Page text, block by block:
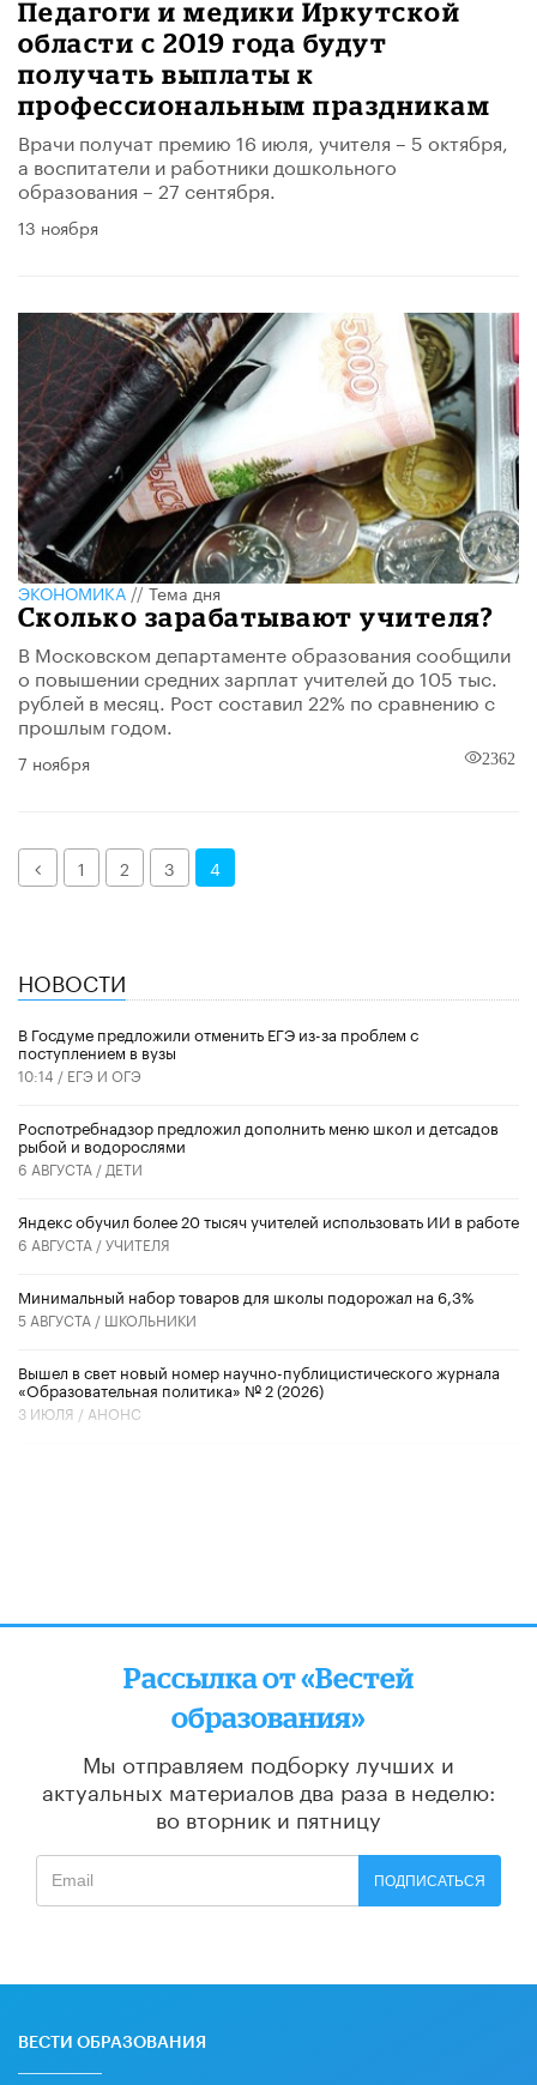
Педагоги и медики Иркутской
области с 2019 года будут
получать выплаты к
профессиональным праздникам
Врачи получат премию 16 июля, учителя – 5 октября,
а воспитатели и работники дошкольного
образования – 27 сентября.
13 ноября
ЭКОНОМИКА//Тема дня
Сколько зарабатывают учителя?
В Московском департаменте образования сообщили
о повышении средних зарплат учителей до 105 тыс.
рублей в месяц. Рост составил 22% по сравнению с
прошлым годом.
7 ноября 2362
Назад1 2 3 4
НОВОСТИ
В Госдуме предложили отменить ЕГЭ из-за проблем с
поступлением в вузы
10:14 / ЕГЭ И ОГЭ
Роспотребнадзор предложил дополнить меню школ и детсадов
рыбой и водорослями
6 АВГУСТА / ДЕТИ
​Яндекс обучил более 20 тысяч учителей использовать ИИ в работе
6 АВГУСТА /УЧИТЕЛЯ
Минимальный набор товаров для школы подорожал на 6,3%
5 АВГУСТА / ШКОЛЬНИКИ
Вышел в свет новый номер научно-публицистического журнала
«Образовательная политика» № 2 (2026)
3 ИЮЛЯ / АНОНС
Рассылка от «Вестей
образования»
Мы отправляем подборку лучших и
актуальных материалов два раза в неделю:
во вторник и пятницу
ПОДПИСАТЬСЯ
ВЕСТИ ОБРАЗОВАНИЯ